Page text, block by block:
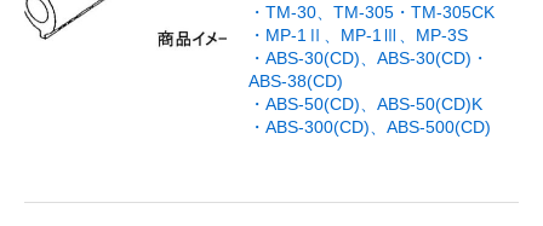
・TM-30、TM-305・TM-305CK
・MP-1Ⅱ、MP-1Ⅲ、MP-3S
・ABS-30(CD)、ABS-30(CD)・
ABS-38(CD)
・ABS-50(CD)、ABS-50(CD)K
・ABS-300(CD)、ABS-500(CD)